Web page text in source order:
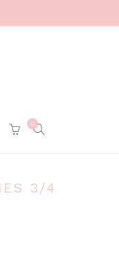
SEARCH
0
3/4